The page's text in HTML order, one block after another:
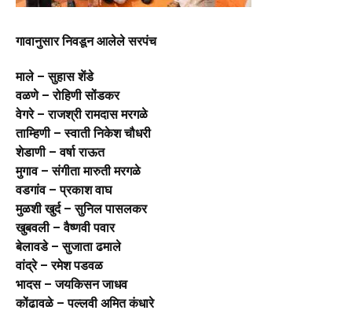
गावानुसार निवडून आलेले सरपंच
माले – सुहास शेंडे
वळणे – रोहिणी सोंडकर
वेगरे – राजश्री रामदास मरगळे
ताम्हिणी – स्वाती निकेश चौधरी
शेडाणी – वर्षा राऊत
मुगाव – संगीता मारुती मरगळे
वडगांव – प्रकाश वाघ
मुळशी खुर्द – सुनिल पासलकर
खुबवली – वैष्णवी पवार
बेलावडे – सुजाता ढमाले
वांद्रे – रमेश पडवळ
भादस – जयकिसन जाधव
कोंढावळे – पल्लवी अमित कंधारे